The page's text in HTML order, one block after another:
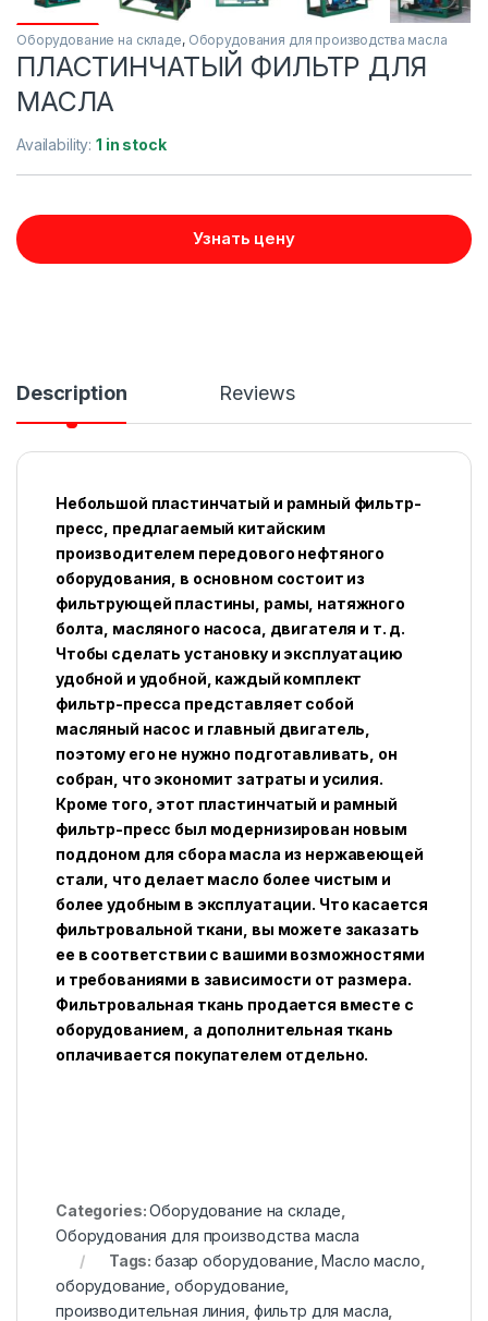
Оборудование на складе, Оборудования для производства масла
ПЛАСТИНЧАТЫЙ ФИЛЬТР ДЛЯ
МАСЛА
Availability:1 in stock
Узнать цену
Description Reviews
Небольшой пластинчатый и рамный фильтр-
пресс, предлагаемый китайским
производителем передового нефтяного
оборудования, в основном состоит из
фильтрующей пластины, рамы, натяжного
болта, масляного насоса, двигателя и т. д.
Чтобы сделать установку и эксплуатацию
удобной и удобной, каждый комплект
фильтр-пресса представляет собой
масляный насос и главный двигатель,
поэтому его не нужно подготавливать, он
собран, что экономит затраты и усилия.
Кроме того, этот пластинчатый и рамный
фильтр-пресс был модернизирован новым
поддоном для сбора масла из нержавеющей
стали, что делает масло более чистым и
более удобным в эксплуатации. Что касается
фильтровальной ткани, вы можете заказать
ее в соответствии с вашими возможностями
и требованиями в зависимости от размера.
Фильтровальная ткань продается вместе с
оборудованием, а дополнительная ткань
оплачивается покупателем отдельно.
Categories:Оборудование на складе
Оборудования для производства масла
Tags:базар оборудование ,Масло масло
оборудование ,оборудование
производительная линия фильтр для масла